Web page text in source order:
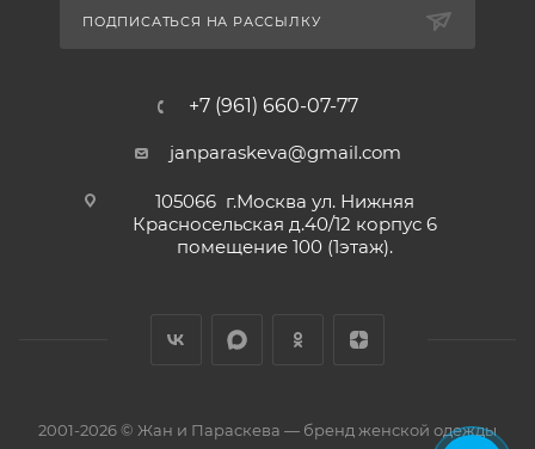
ПОДПИСАТЬСЯ НА РАССЫЛКУ
+7 (961) 660-07-77
janparaskeva@gmail.com
105066 г.Москва ул. Нижняя
Красносельская д.40/12 корпус 6
помещение 100 (1этаж).
2001-2026 © Жан и Параскева — бренд женской одежды